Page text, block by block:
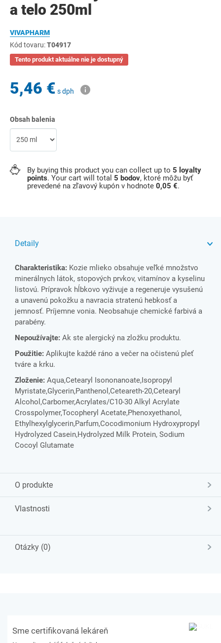
a telo 250ml
VIVAPHARM
Kód tovaru:T04917
Tento produkt aktuálne nie je dostupný
5,46 € s dph
Obsah balenia
By buying this product you can collect up to 5 loyalty
points. Your cart will total 5 bodov, ktoré môžu byť
prevedené na zľavový kupón v hodnote 0,05 €.
Detaily
Charakteristika: Kozie mlieko obsahuje veľké množstvo
minerálnych látok, stopových prvkov, vitamínov a kyselinu
listovú. Prípravok hĺbkovo vyživuje a regeneruje vysušenú
a unavenú pokožku a navracia stratenú hebkosť a
jemnosť. Príjemne vonia. Neobsahuje chemické farbivá a
parabény.
Nepoužívajte: Ak ste alergický na zložku produktu.
Použitie: Aplikujte každé ráno a večer na očistenú pleť
tváre a krku.
Zloženie: Aqua,Cetearyl Isononanoate,Isopropyl
Myristate,Glycerin,Panthenol,Ceteareth-20,Cetearyl
Alcohol,Carbomer,Acrylates/C10-30 Alkyl Acrylate
Crosspolymer,Tocopheryl Acetate,Phenoxyethanol,
Ethylhexylglycerin,Parfum,Cocodimonium Hydroxypropyl
Hydrolyzed Casein,Hydrolyzed Milk Protein, Sodium
Cocoyl Glutamate
O produkte
Vlastnosti
Otázky (0)
Sme certifikovaná lekáreň